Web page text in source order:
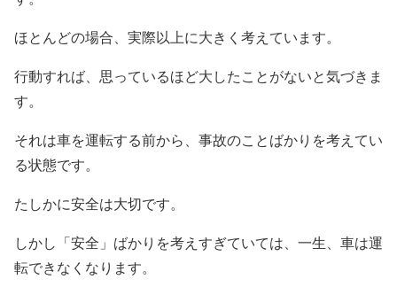
ほとんどの場合、実際以上に大きく考えています。
行動すれば、思っているほど大したことがないと気づきま
す。
それは車を運転する前から、事故のことばかりを考えてい
る状態です。
たしかに安全は大切です。
しかし「安全」ばかりを考えすぎていては、一生、車は運
転できなくなります。